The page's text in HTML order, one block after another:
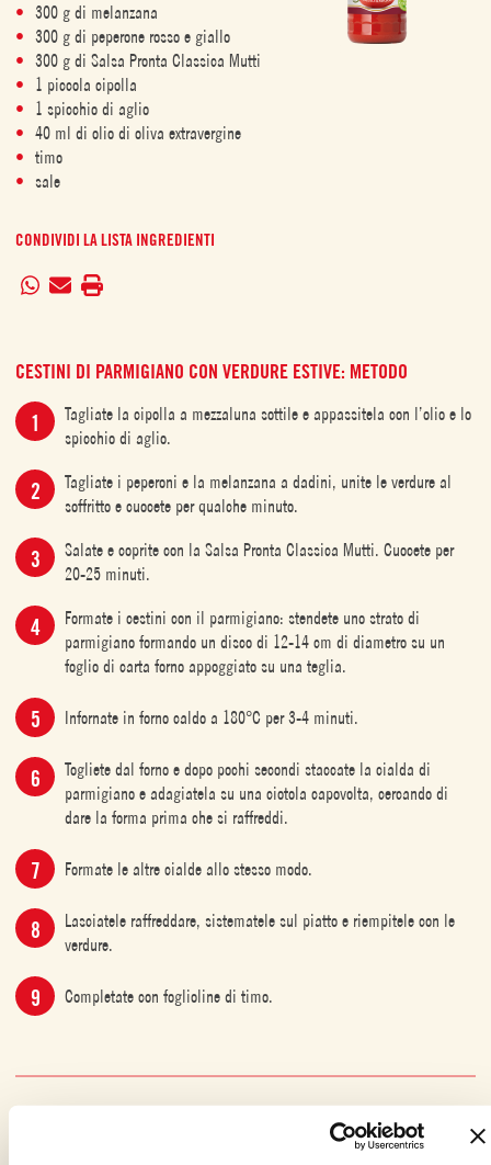
300 g di melanzana
300 g di peperone rosso e giallo
300 g di Salsa Pronta Classica Mutti
1 piccola cipolla
1 spicchio di aglio
40 ml di olio di oliva extravergine
timo
sale
CONDIVIDI LA LISTA INGREDIENTI
CESTINI DI PARMIGIANO CON VERDURE ESTIVE: METODO
Tagliate la cipolla a mezzaluna sottile e appassitela con l’olio e lo
spicchio di aglio.
Tagliate i peperoni e la melanzana a dadini, unite le verdure al
soffritto e cuocete per qualche minuto.
Salate e coprite con la Salsa Pronta Classica Mutti. Cuocete per
20-25 minuti.
Formate i cestini con il parmigiano: stendete uno strato di
parmigiano formando un disco di 12-14 cm di diametro su un
foglio di carta forno appoggiato su una teglia.
Infornate in forno caldo a 180°C per 3-4 minuti.
Togliete dal forno e dopo pochi secondi staccate la cialda di
parmigiano e adagiatela su una ciotola capovolta, cercando di
dare la forma prima che si raffreddi.
Formate le altre cialde allo stesso modo.
Lasciatele raffreddare, sistematele sul piatto e riempitele con le
verdure.
Completate con foglioline di timo.
SECONDO,VERDURE